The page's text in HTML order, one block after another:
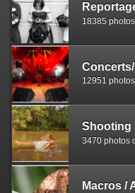
18385
12951
Shooting
3470 photos
Macros /